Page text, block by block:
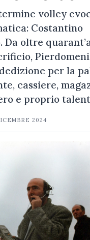
volley
Costantino
Da oltre
per la
cassiere,
e proprio
2024